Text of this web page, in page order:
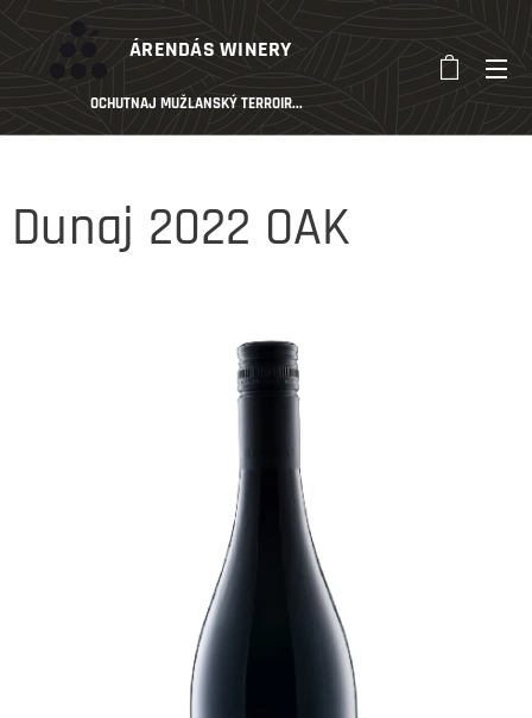
ÁRENDÁSWINERY
OCHUTNAJ MUŽLANSKÝ TERROIR...
Dunaj 2022 OAK